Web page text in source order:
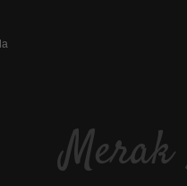
Merak